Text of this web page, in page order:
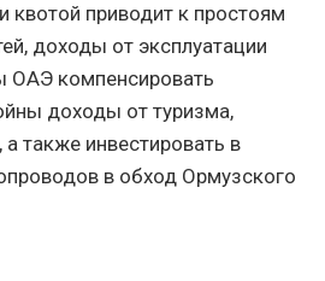
квотой приводит к простоям
доходы от эксплуатации
ОАЭ компенсировать
доходы от туризма,
также инвестировать в
в обход Ормузского